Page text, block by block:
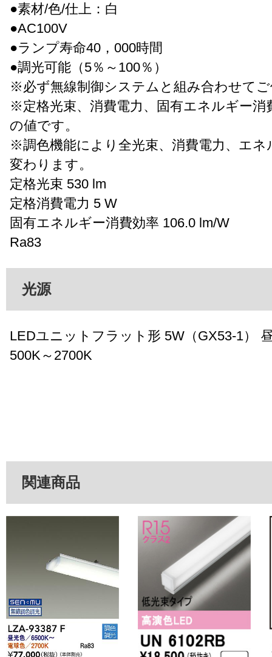
●素材/色/仕上：白
●AC100V
●ランプ寿命40，000時間
●調光可能（5％～100％）
※必ず無線制御システムと組み合わせて
※定格光束、消費電力、固有エネルギー消
の値です。
※調色機能により全光束、消費電力、エネ
変わります。
定格光束 530 lm
定格消費電力 5 W
固有エネルギー消費効率 106.0 lm/W
Ra83
光源
LEDユニットフラット形 5W（GX53-1）
500K～2700K
関連商品